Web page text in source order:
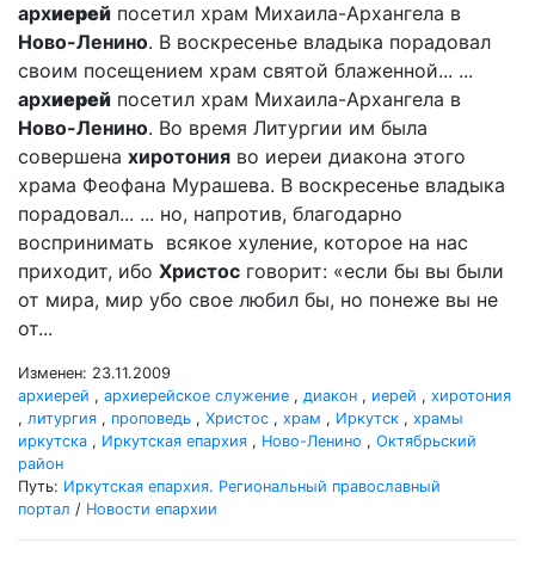
архиерей посетил храм Михаила-Архангела в
Ново-Ленино. В воскресенье владыка порадовал
своим посещением храм святой блаженной... ...
архиерей посетил храм Михаила-Архангела в
Ново-Ленино. Во время Литургии им была
совершена хиротония во иереи диакона этого
храма Феофана Мурашева. В воскресенье владыка
порадовал... ... но, напротив, благодарно
воспринимать всякое хуление, которое на нас
приходит, ибо Христос говорит: «если бы вы были
от мира, мир убо свое любил бы, но понеже вы не
от...
Изменен: 23.11.2009
архиерей , архиерейское служение , диакон , иерей , хиротония
, литургия , проповедь , Христос , храм , Иркутск , храмы
иркутска , Иркутская епархия , Ново-Ленино , Октябрьский
район
Путь: Иркутская епархия. Региональный православный
портал / Новости епархии